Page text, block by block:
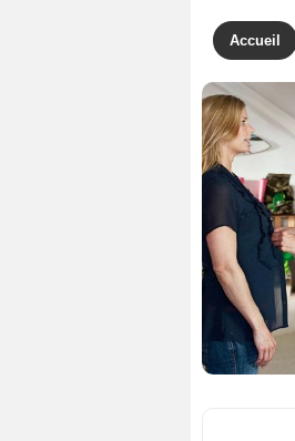
Accueil